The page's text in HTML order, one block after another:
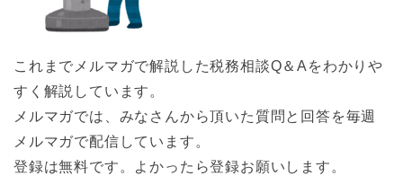
これまでメルマガで解説した税務相談Q＆Aをわかりや
すく解説しています。
メルマガでは、みなさんから頂いた質問と回答を毎週
メルマガで配信しています。
登録は無料です。よかったら登録お願いします。